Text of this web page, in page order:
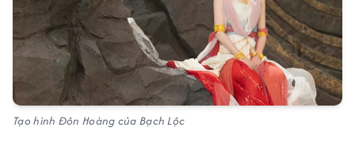
Tạo hình Đôn Hoàng của Bạch Lộc